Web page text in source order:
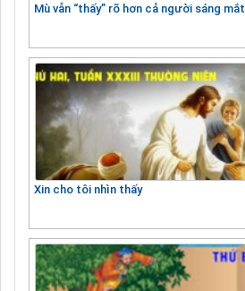
Mù vẫn “thấy” rõ hơn cả người sáng mắt
Xin cho tôi nhìn thấy